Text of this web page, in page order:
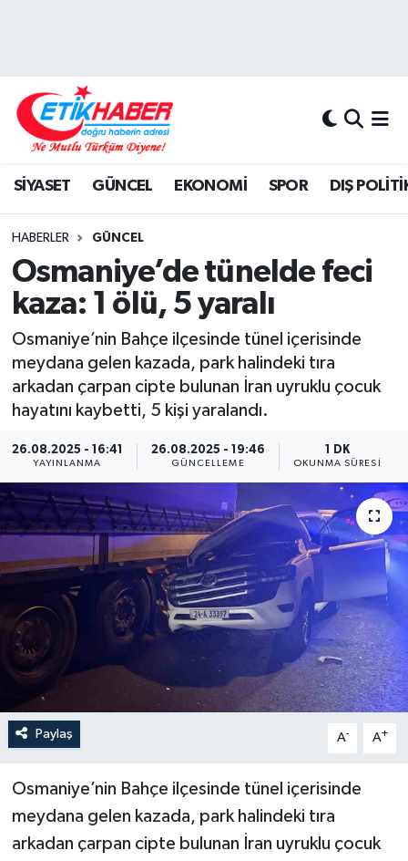
SİYASET GÜNCEL EKONOMİ SPOR DIŞ
HABERLER GÜNCEL
Osmaniye’de tünelde feci
kaza: 1 ölü, 5 yaralı
Osmaniye’nin Bahçe ilçesinde tünel içerisinde
meydana gelen kazada, park halindeki tıra
arkadan çarpan cipte bulunan İran uyruklu çocuk
hayatını kaybetti, 5 kişi yaralandı.
26.08.2025 - 16:41
YAYINLANMA
26.08.2025 - 19:46
GÜNCELLEME
1 DK
OKUNMA SÜRESI
Paylaş A- A+
Osmaniye’nin Bahçe ilçesinde tünel içerisinde
meydana gelen kazada, park halindeki tıra
arkadan çarpan cipte bulunan İran uyruklu çocuk
DIŞ POLİTİKA
EKONOMİ
KÖŞE YAZILARI
KÜLTÜR-SANAT-MAGAZİN
MEDYA
ÖZEL HABER
RÖPORTAJLAR
SAĞLIK
SİYASET
SPOR
YAŞAM
Hava Durumu
Süper Lig Puan Durumu ve Fikstür
Tüm Manşetler
Son Dakika Haberleri
Haber Arşivi